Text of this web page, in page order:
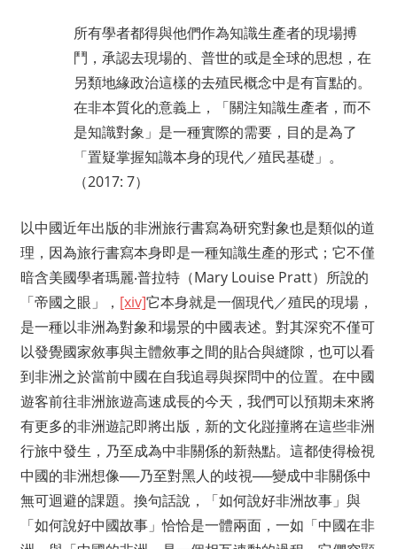
所有學者都得與他們作為知識生產者的現場搏
鬥，承認去現場的、普世的或是全球的思想，在
另類地緣政治這樣的去殖民概念中是有盲點的。
在非本質化的意義上，「關注知識生產者，而不
是知識對象」是一種實際的需要，目的是為了
「置疑掌握知識本身的現代／殖民基礎」。
（2017: 7）
以中國近年出版的非洲旅行書寫為研究對象也是類似的道
理，因為旅行書寫本身即是一種知識生產的形式；它不僅
暗含美國學者瑪麗‧普拉特（Mary Louise Pratt）所說的
「帝國之眼」， [xiv]它本身就是一個現代／殖民的現場，
是一種以非洲為對象和場景的中國表述。對其深究不僅可
以發覺國家敘事與主體敘事之間的貼合與縫隙，也可以看
到非洲之於當前中國在自我追尋與探問中的位置。在中國
遊客前往非洲旅遊高速成長的今天，我們可以預期未來將
有更多的非洲遊記即將出版，新的文化踫撞將在這些非洲
行旅中發生，乃至成為中非關係的新熱點。這都使得檢視
中國的非洲想像──乃至對黑人的歧視──變成中非關係中
無可迴避的課題。換句話說，「如何說好非洲故事」與
「如何說好中國故事」恰恰是一體兩面，一如「中國在非